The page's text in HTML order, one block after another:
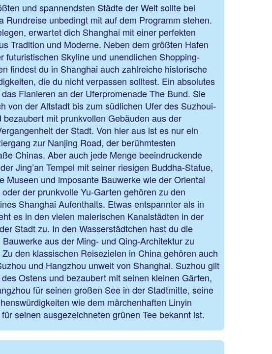
und spannendsten Städte der Welt sollte bei
Rundreise unbedingt mit auf dem Programm stehen.
erwartet dich Shanghai mit einer perfekten
Tradition und Moderne. Neben dem größten Hafen
futuristischen Skyline und unendlichen Shopping-
findest du in Shanghai auch zahlreiche historische
die du nicht verpassen solltest. Ein absolutes
Flanieren an der Uferpromenade The Bund. Sie
von der Altstadt bis zum südlichen Ufer des Suzhoui-
bezaubert mit prunkvollen Gebäuden aus der
der Stadt. Von hier aus ist es nur ein
zur Nanjing Road, der berühmtesten
Chinas. Aber auch jede Menge beeindruckende
Jing’an Tempel mit seiner riesigen Buddha-Statue,
Museen und imposante Bauwerke wie der Oriental
oder der prunkvolle Yu-Garten gehören zu den
Shanghai Aufenthalts. Etwas entspannter als in
es in den vielen malerischen Kanalstädten in der
Stadt zu. In den Wasserstädtchen hast du die
aus der Ming- und Qing-Architektur zu
den klassischen Reisezielen in China gehören auch
und Hangzhou unweit von Shanghai. Suzhou gilt
Ostens und bezaubert mit seinen kleinen Gärten,
für seinen großen See in der Stadtmitte, seine
wie dem märchenhaften Linyin
seinen ausgezeichneten grünen Tee bekannt ist.